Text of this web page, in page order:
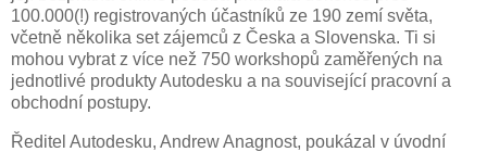
100.000(!) registrovaných účastníků ze 190 zemí světa,
včetně několika set zájemců z Česka a Slovenska. Ti si
mohou vybrat z více než 750 workshopů zaměřených na
jednotlivé produkty Autodesku a na související pracovní a
obchodní postupy.
Ředitel Autodesku, Andrew Anagnost, poukázal v úvodní